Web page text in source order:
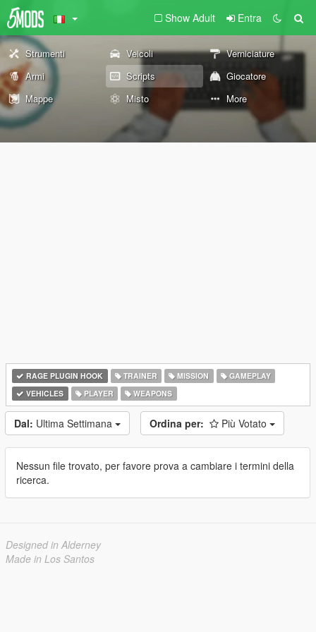
Show Adult Entra
Strumenti Veicoli
Verniciature
Armi
Scripts
Giocatore
Mappe
Misto More
RAGE PLUGIN HOOK TRAINER MISSION
GAMEPLAY
VEHICLES
PLAYER WEAPONS
Dal: Ultima Settimana Ordina per: Più Votato
Nessun file trovato, per favore prova a cambiare i termini della
ricerca.
Designed in Alderney
Made in Los Santos